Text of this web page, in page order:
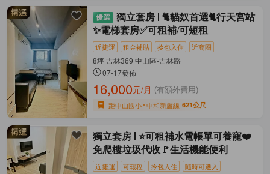
獨立套房
🐈貓奴首選🐈行天宮站
✨電梯套房✅可租補/可短租
近捷運 租金補貼 拎包入住 近商圈
8坪 吉林369 中山區-吉林路
07-17發佈
16,000元/月 (有額外費用)
距中山國小 中和新蘆線 621公尺
獨立套房
⭐可租補水電帳單可養寵❤️
免爬樓垃圾代收🚩生活機能便利
近捷運 可報稅 拎包入住 隨時可遷入